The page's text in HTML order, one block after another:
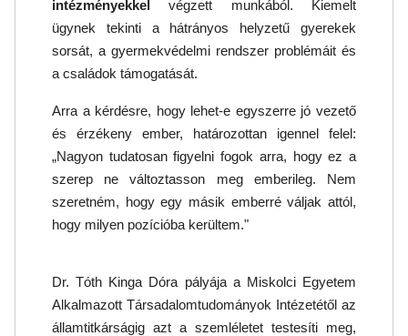
intézményekkel végzett munkából. Kiemelt
ügynek tekinti a hátrányos helyzetű gyerekek
sorsát, a gyermekvédelmi rendszer problémáit és
a családok támogatását.
Arra a kérdésre, hogy lehet-e egyszerre jó vezető
és érzékeny ember, határozottan igennel felel:
„Nagyon tudatosan figyelni fogok arra, hogy ez a
szerep ne változtasson meg emberileg. Nem
szeretném, hogy egy másik emberré váljak attól,
hogy milyen pozícióba kerültem."
Dr. Tóth Kinga Dóra pályája a Miskolci Egyetem
Alkalmazott Társadalomtudományok Intézetétől az
államtitkárságig azt a szemléletet testesíti meg,